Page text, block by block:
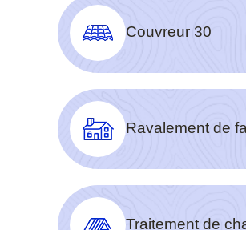
Couvreur 30
Ravalement de
Traitement de